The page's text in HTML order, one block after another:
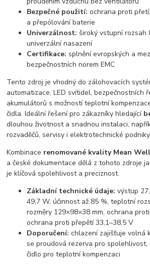
Bezpečné použití: ochrana proti
a přepólování baterie
Univerzálnost: široký vstupní rozsah
univerzální nasazení
Certifikace: splnění evropských a
bezpečnostních norem EMC
Tento zdroj je vhodný do zálohovacích
automatizace, LED svítidel, bezpečnostních
akumulátorů s možností teplotní
čidla. Ideální řešení pro zákazníky hledající
dlouhou životnost a snadnou instalaci,
rozvaděčů, servisy i elektrotechnické podniky.
Kombinace renomované kvality Mean
a české dokumentace dělá z tohoto zdroje
je klíčová spolehlivost a preciznost.
Základní technické údaje: výstup
49,7 W, účinnost až 85 %, teplotní
rozměry 129×98×38 mm, ochrana
ochrana proti přepětí 33,1–38,5 V
Doporučení: chlazení zajišťuje volná
se proudová rezerva pro spolehlivost,
čidlo pro teplotní kompenzaci